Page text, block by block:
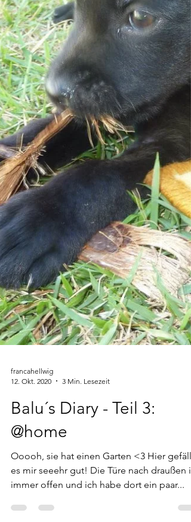
12. Okt. 2020
3 Min. Lesezeit
Balu´s Diary - Teil 3:
@home
Ooooh, sie hat einen Garten <3 Hier gefällt
es mir seeehr gut! Die Türe nach draußen
immer offen und ich habe dort ein paar...